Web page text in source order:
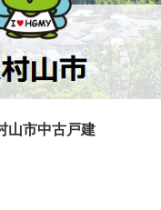
山市中古戸建